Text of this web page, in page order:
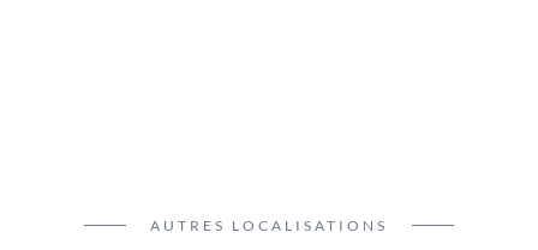
AUTRES LOCALISATIONS